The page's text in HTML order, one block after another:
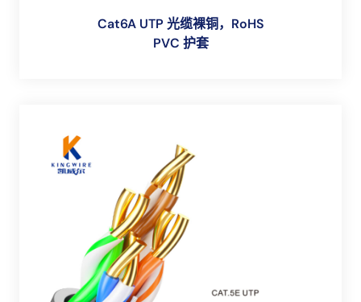
Cat6A UTP 光缆裸铜，RoHS
PVC 护套